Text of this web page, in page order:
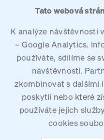
Tato webová
K analýze návštěvnosti
– Google Analytics.
používáte, sdílíme se
návštěvnosti.
zkombinovat s dalšími
poskytli nebo které
používáte jejich
cookies